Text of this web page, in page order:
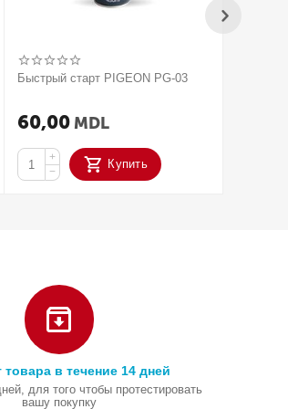
Быстрый старт PIGEON PG-03
60,00 MDL
+
−
Купить
товара в течение 14 дней
для того чтобы протестировать
вашу покупку